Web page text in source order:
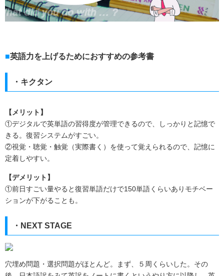
英語力を上げるためにおすすめの参考書
・キクタン
【メリット】
①デジタルで英単語の習得度が管理できるので、しっかりと記憶で
きる。復習システムがすごい。
②視覚・聴覚・触覚（実際書く）を使って覚えられるので、記憶に
定着しやすい。
【デメリット】
①前日すごい量やると復習単語だけで150単語くらいありモチベー
ションが下がることも。
・ NEXT STAGE
穴埋め問題・選択問題がほとんど。まず、５周くらいした。その